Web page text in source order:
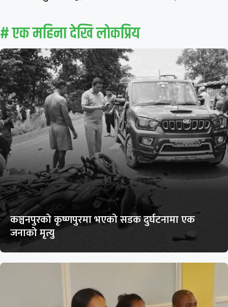
# एक महिना देखि लाेकप्रिय
कञ्चनपुरको कृष्णपुरमा भएको सडक दुर्घटनामा एक
जनाको मृत्यु